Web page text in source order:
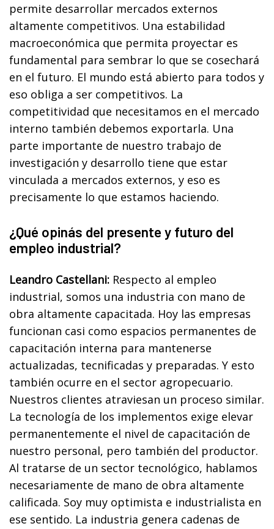
permite desarrollar mercados externos
altamente competitivos. Una estabilidad
macroeconómica que permita proyectar es
fundamental para sembrar lo que se cosechará
en el futuro. El mundo está abierto para todos y
eso obliga a ser competitivos. La
competitividad que necesitamos en el mercado
interno también debemos exportarla. Una
parte importante de nuestro trabajo de
investigación y desarrollo tiene que estar
vinculada a mercados externos, y eso es
precisamente lo que estamos haciendo.
¿Qué opinás del presente y futuro del
empleo industrial?
Leandro Castellani: Respecto al empleo
industrial, somos una industria con mano de
obra altamente capacitada. Hoy las empresas
funcionan casi como espacios permanentes de
capacitación interna para mantenerse
actualizadas, tecnificadas y preparadas. Y esto
también ocurre en el sector agropecuario.
Nuestros clientes atraviesan un proceso similar.
La tecnología de los implementos exige elevar
permanentemente el nivel de capacitación de
nuestro personal, pero también del productor.
Al tratarse de un sector tecnológico, hablamos
necesariamente de mano de obra altamente
calificada. Soy muy optimista e industrialista en
ese sentido. La industria genera cadenas de